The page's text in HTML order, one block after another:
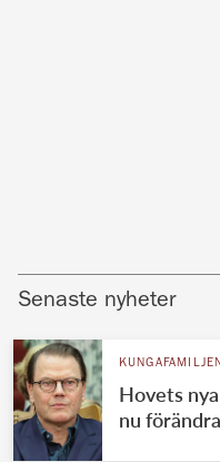
Senaste nyheter
KUNGAFAMILJEN
Hovets
nu